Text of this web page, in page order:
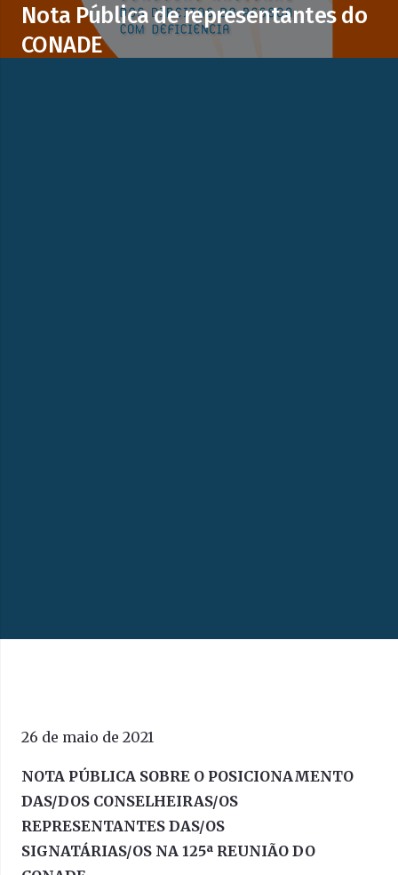
Nota Pública de representantes do
CONADE
26 de maio de 2021
NOTA PÚBLICA SOBRE O POSICIONAMENTO
DAS/DOS CONSELHEIRAS/OS
REPRESENTANTES DAS/OS
SIGNATÁRIAS/OS NA 125ª REUNIÃO DO